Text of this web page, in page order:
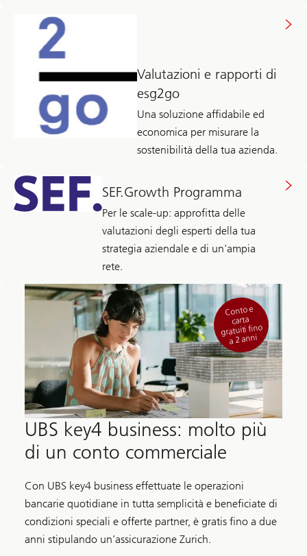
Valutazioni e rapporti di
esg2go
Una soluzione affidabile ed
economica per misurare la
sostenibilità della tua azienda.
SEF.Growth Programma
Per le scale-up: approfitta delle
valutazioni degli esperti della tua
strategia aziendale e di un'ampia
rete.
Conto e
carta
gratuiti fino
a 2 anni
UBS key4 business: molto più
di un conto commerciale
Con UBS key4 business effettuate le operazioni
bancarie quotidiane in tutta semplicità e beneficiate di
condizioni speciali e offerte partner, è gratis fino a due
anni stipulando un’assicurazione Zurich.